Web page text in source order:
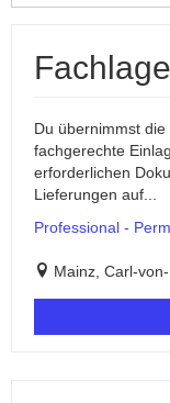
Du übernimmst
fachgerechte
erforderlichen
Lieferungen auf...
Professional -
Mainz, Carl-